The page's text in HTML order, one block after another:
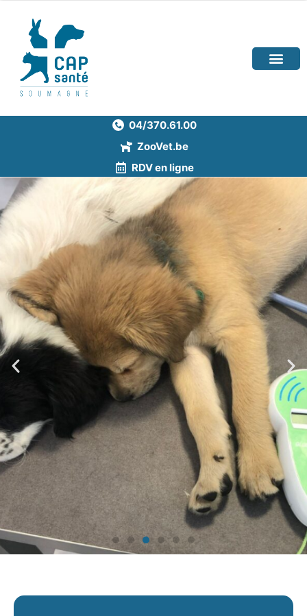
04/370.61.00
ZooVet.be
RDV en ligne